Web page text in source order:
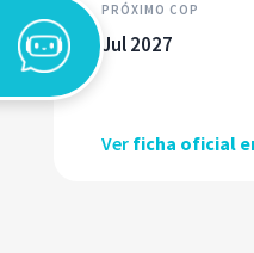
PRÓXIMO COP
Jul 2027
Ver ficha oficial